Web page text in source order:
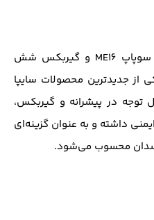
که با پیشرانه ۱۶ سوپاپ ME16 و گیربکس شش
از جدیدترین محصولات سایپا
توجه در پیشرانه و گیربکس،
داشته و به عنوان گزینه‌ای
سدان محسوب می‌شود.